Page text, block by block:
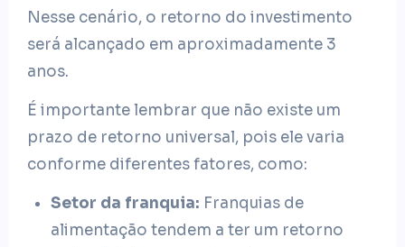
Nesse cenário, o retorno do investimento
será alcançado em aproximadamente 3
anos.
É importante lembrar que não existe um
prazo de retorno universal, pois ele varia
conforme diferentes fatores, como:
Setor da franquia: Franquias de
alimentação tendem a ter um retorno